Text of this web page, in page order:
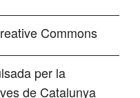
Commons
per la
de Catalunya